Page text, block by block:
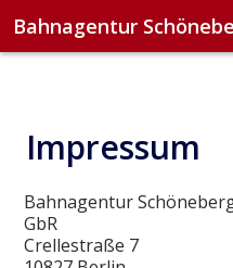
Bahnagentur
Skip
to
Impressum
Bahnagentur
GbR
Crellestraße 7